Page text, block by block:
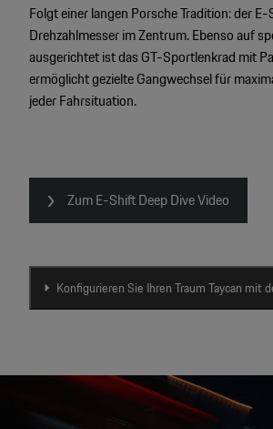
Folgt einer langen Porsche Tradition: der
Drehzahlmesser im Zentrum. Ebenso auf
ausgerichtet ist das GT-Sportlenkrad mit
ermöglicht gezielte Gangwechsel für
jeder Fahrsituation.
Zum E-Shift Deep Dive Video
Konfigurieren Sie Ihren Traum Taycan mit